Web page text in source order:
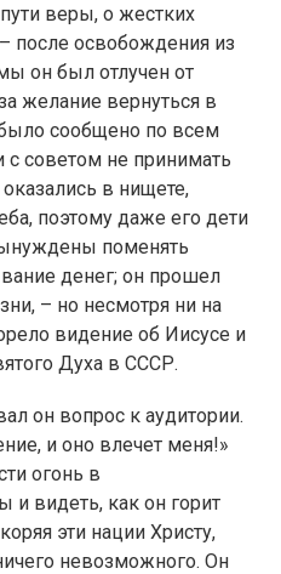
веры, о жестких
после освобождения из
он был отлучен от
желание вернуться в
сообщено по всем
советом не принимать
в нищете,
поэтому даже его дети
поменять
денег; он прошел
– но несмотря ни на
видение об Иисусе и
Духа в СССР.
он вопрос к аудитории.
и оно влечет меня!»
огонь в
и видеть, как он горит
эти нации Христу,
невозможного. Он